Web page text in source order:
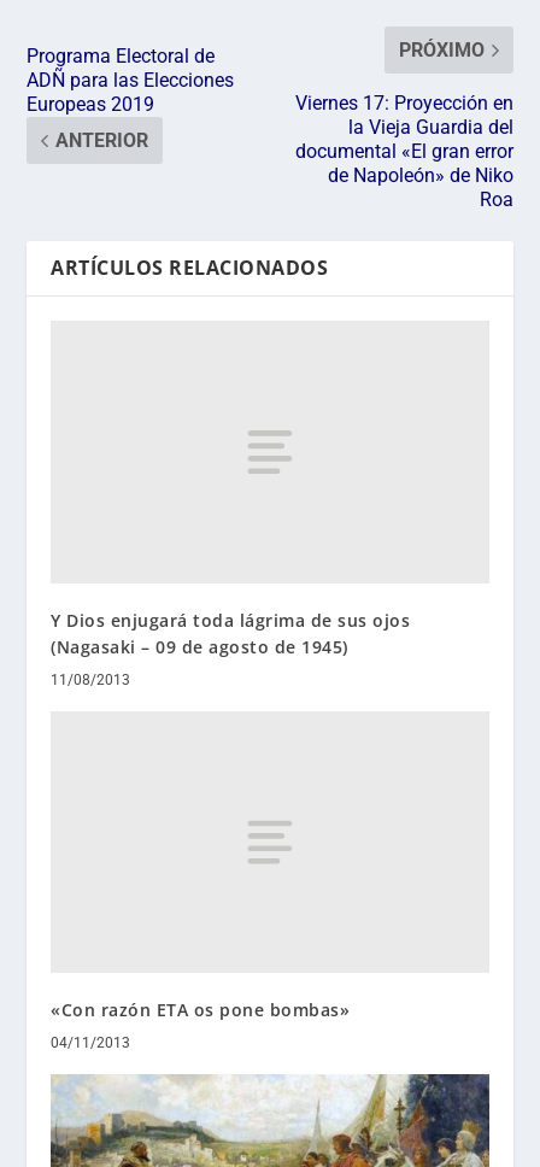
Programa Electoral de
ADÑ para las Elecciones
Europeas 2019
ANTERIOR
PRÓXIMO
Viernes 17: Proyección en
la Vieja Guardia del
documental «El gran error
de Napoleón» de Niko
Roa
ARTÍCULOS RELACIONADOS
Y Dios enjugará toda lágrima de sus ojos
(Nagasaki – 09 de agosto de 1945)
11/08/2013
«Con razón ETA os pone bombas»
04/11/2013